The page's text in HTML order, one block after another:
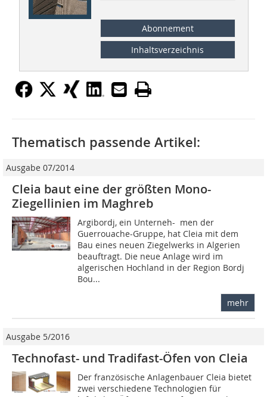
Abonnement
Inhaltsverzeichnis
Thematisch passende Artikel:
Ausgabe 07/2014
Cleia baut eine der größten Mono-
Ziegellinien im Maghreb
Argibordj, ein Unterneh- men der
Guerrouache-Gruppe, hat Cleia mit dem
Bau eines neuen Ziegelwerks in Algerien
beauftragt. Die neue Anlage wird im
algerischen Hochland in der Region Bordj
Bou...
mehr
Ausgabe 5/2016
Technofast- und Tradifast-Öfen von Cleia
Der französische Anlagenbauer Cleia bietet
zwei verschiedene Technologien für